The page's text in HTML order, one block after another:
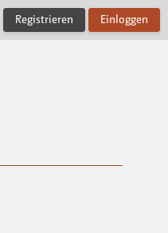
Registrieren Einloggen